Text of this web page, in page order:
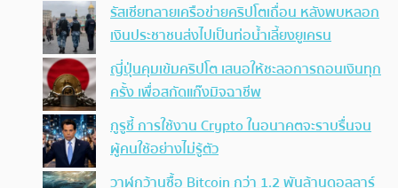
รัสเซียทลายเครือข่ายคริปโตเถื่อน หลังพบหลอก
เงินประชาชนส่งไปเป็นท่อน้ำเลี้ยงยูเครน
ญี่ปุ่นคุมเข้มคริปโต เสนอให้ชะลอการถอนเงินทุก
ครั้ง เพื่อสกัดแก๊งมิจฉาชีพ
กูรูชี้ การใช้งาน Crypto ในอนาคตจะราบรื่นจน
ผู้คนใช้อย่างไม่รู้ตัว
วาฬกว้านซื้อ Bitcoin กว่า 1.2 พันล้านดอลลาร์